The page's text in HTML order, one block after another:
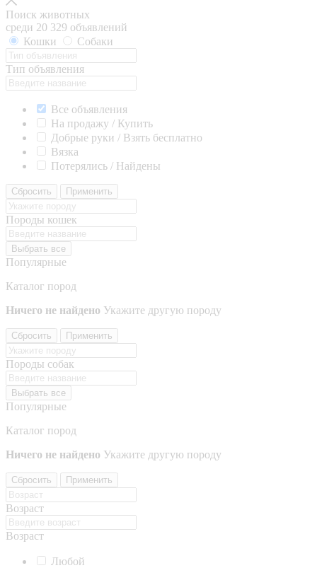
Поиск животных
среди 20 329 объявлений
Кошки
Собаки
Тип объявления
Все объявления
На продажу / Купить
Добрые руки / Взять бесплатно
Вязка
Потерялись / Найдены
Сбросить Применить
Породы кошек
Выбрать все
Популярные
Каталог пород
Ничего не найдено Укажите другую породу
Сбросить Применить
Породы собак
Выбрать все
Популярные
Каталог пород
Ничего не найдено Укажите другую породу
Сбросить Применить
Возраст
Возраст
Любой